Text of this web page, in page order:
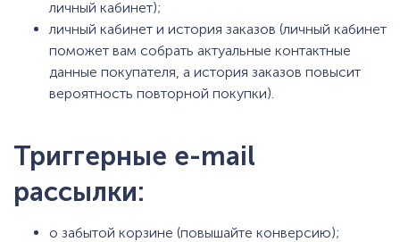
личный кабинет);
личный кабинет и история заказов (личный кабинет
поможет вам собрать актуальные контактные
данные покупателя, а история заказов повысит
вероятность повторной покупки).
Триггерные e-mail
рассылки:
о забытой корзине (повышайте конверсию);